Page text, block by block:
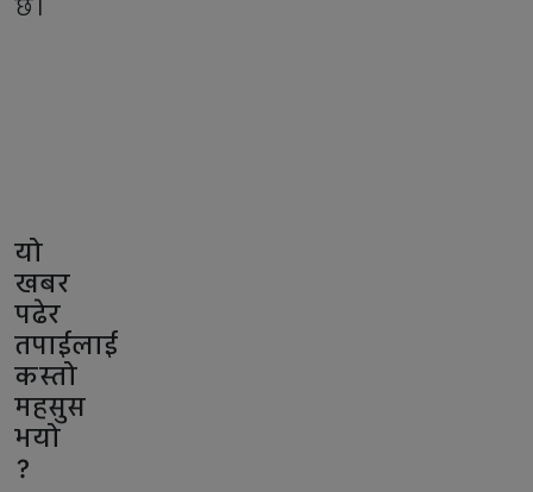
छ।
यो
खबर
पढेर
तपाईलाई
कस्तो
महसुस
भयो
?